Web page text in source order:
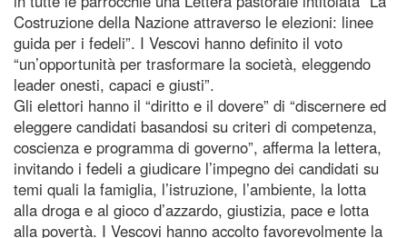
Costruzione della Nazione attraverso le elezioni: linee
guida per i fedeli”. I Vescovi hanno definito il voto
“un’opportunità per trasformare la società, eleggendo
leader onesti, capaci e giusti”.
Gli elettori hanno il “diritto e il dovere” di “discernere ed
eleggere candidati basandosi su criteri di competenza,
coscienza e programma di governo”, afferma la lettera,
invitando i fedeli a giudicare l’impegno dei candidati su
temi quali la famiglia, l’istruzione, l’ambiente, la lotta
alla droga e al gioco d’azzardo, giustizia, pace e lotta
alla povertà. I Vescovi hanno accolto favorevolmente la